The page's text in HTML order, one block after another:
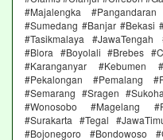
#Majalengka
#Sumedang #Banjar #Bekasi
#Tasikmalaya
#Blora #Boyolali #Brebes
#Karanganyar #Kebumen
#Pekalongan #Pemalang
#Semarang #Sragen
#Wonosobo #Magelang
#Surakarta #Tegal
#Bojonegoro #Bondowoso